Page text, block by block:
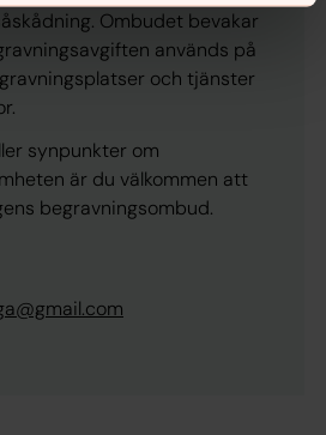
Ombudet bevakar
används på
och tjänster
synpunkter om
är du välkommen att
begravningsombud.